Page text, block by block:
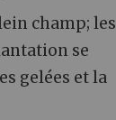
champ; les
se
gelées et la